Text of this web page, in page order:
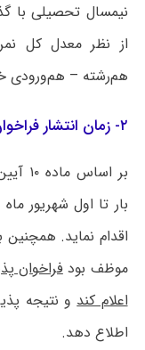
نیمسال تحصیلی با
از نظر معدل کل
هم‌رشته – هم‌ورودی
۲- زمان انتشار فراخوان های ارشد بدون کنکور
بر
بار تا اول شهریور
موظف بودفراخوان
اعلام کندو نتیجه
اطلاع دهد.